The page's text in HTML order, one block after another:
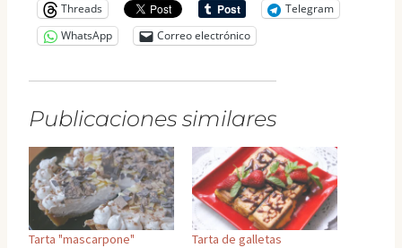
Threads
Telegram
WhatsApp
Correo electrónico
Publicaciones similares
Tarta "mascarpone" Tarta de galletas